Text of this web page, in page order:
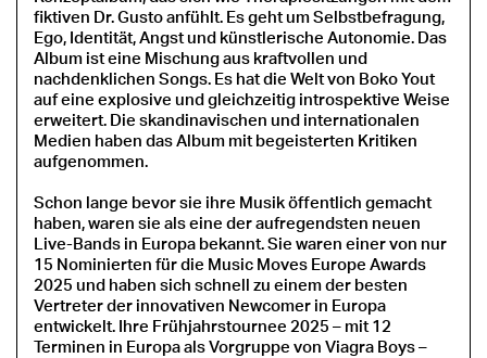
fiktiven Dr. Gusto anfühlt. Es geht um Selbstbefragung,
Ego, Identität, Angst und künstlerische Autonomie. Das
Album ist eine Mischung aus kraftvollen und
nachdenklichen Songs. Es hat die Welt von Boko Yout
auf eine explosive und gleichzeitig introspektive Weise
erweitert. Die skandinavischen und internationalen
Medien haben das Album mit begeisterten Kritiken
aufgenommen.
Schon lange bevor sie ihre Musik öffentlich gemacht
haben, waren sie als eine der aufregendsten neuen
Live-Bands in Europa bekannt. Sie waren einer von nur
15 Nominierten für die Music Moves Europe Awards
2025 und haben sich schnell zu einem der besten
Vertreter der innovativen Newcomer in Europa
entwickelt. Ihre Frühjahrstournee 2025 – mit 12
Terminen in Europa als Vorgruppe von Viagra Boys –